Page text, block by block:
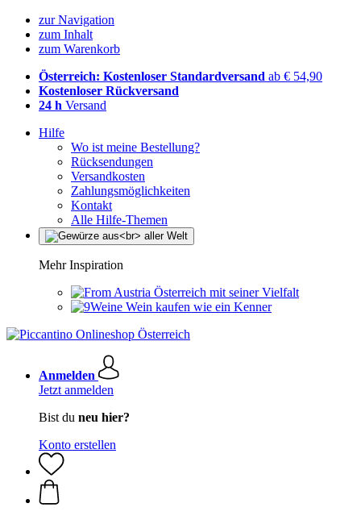
zur Navigation
zum Inhalt
zum Warenkorb
Österreich: Kostenloser Standardversand ab € 54,90
Kostenloser Rückversand
24 h Versand
Hilfe
Wo ist meine Bestellung?
Rücksendungen
Versandkosten
Zahlungsmöglichkeiten
Kontakt
Alle Hilfe-Themen
Mehr Inspiration
Österreich mit seiner Vielfalt
Wein kaufen wie ein Kenner
Anmelden
Jetzt anmelden
Bist du neu hier?
Konto erstellen